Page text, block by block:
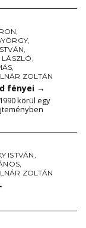
,
,
,
LÁSZLÓ,
,
ZOLTÁN
fényei →
körül egy
ISTVÁN,
,
ZOLTÁN